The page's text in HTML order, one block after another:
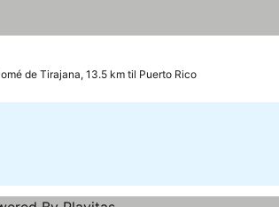
de Tirajana, 13.5 km til Puerto Rico